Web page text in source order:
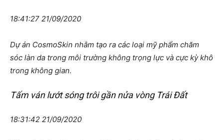
18:41:27 21/09/2020
Dự án CosmoSkin nhằm tạo ra các loại mỹ phẩm chăm
sóc làn da trong môi trường không trọng lực và cực kỳ khô
trong không gian.
Tấm ván lướt sóng trôi gần nửa vòng Trái Đất
18:31:42 21/09/2020